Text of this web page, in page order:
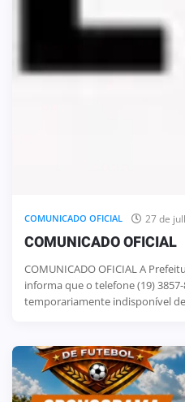
COMUNICADO OFICIAL 27 de
COMUNICADO OFICIAL
COMUNICADO OFICIAL A
informa que o telefone (19)
temporariamente indisponível